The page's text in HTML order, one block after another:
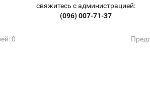
свяжитесь с администрацией:
(096) 007-71-37
0